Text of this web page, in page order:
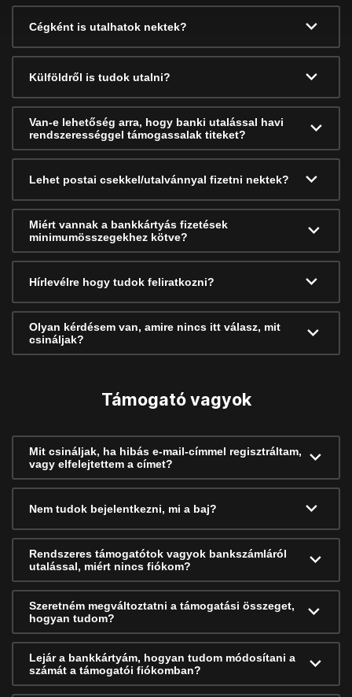
Cégként is utalhatok nektek?
Külföldről is tudok utalni?
Van-e lehetőség arra, hogy banki utalással havi
rendszerességgel támogassalak titeket?
Lehet postai csekkel/utalvánnyal fizetni nektek?
Miért vannak a bankkártyás fizetések
minimumösszegekhez kötve?
Hírlevélre hogy tudok feliratkozni?
Olyan kérdésem van, amire nincs itt válasz, mit
csináljak?
Támogató vagyok
Mit csináljak, ha hibás e-mail-címmel regisztráltam,
vagy elfelejtettem a címet?
Nem tudok bejelentkezni, mi a baj?
Rendszeres támogatótok vagyok bankszámláról
utalással, miért nincs fiókom?
Szeretném megváltoztatni a támogatási összeget,
hogyan tudom?
Lejár a bankkártyám, hogyan tudom módosítani a
számát a támogatói fiókomban?